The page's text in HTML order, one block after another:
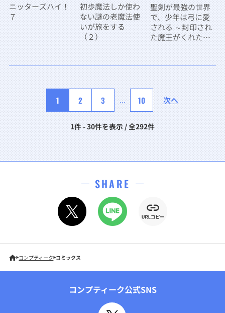
ニッターズハイ！
７
初歩魔法しか使わ
ない謎の老魔法使
いが旅をする
（２）
聖剣が最強の世界
で、少年は弓に愛
される ～封印され
た魔王がくれた力
1 2 3 ... 10 次へ
1件 - 30件を表示 / 全292件
SHARE
コンプティーク コミックス
コンプティーク公式SNS